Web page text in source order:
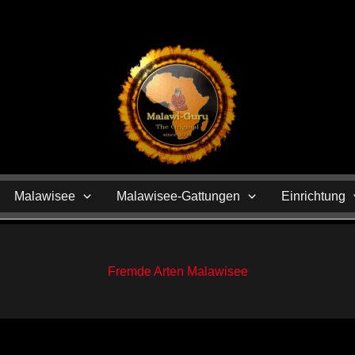
Malawisee Malawisee-Gattungen Einrichtung
Fremde Arten Malawisee